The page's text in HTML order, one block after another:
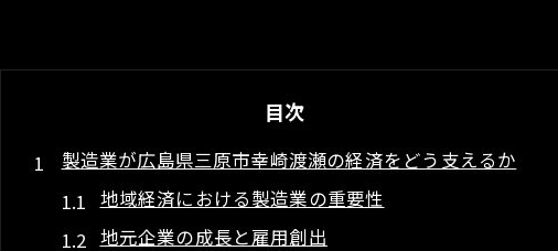
目次
製造業が広島県三原市幸崎渡瀬の経済をどう支えるか
地域経済における製造業の重要性
地元企業の成長と雇用創出